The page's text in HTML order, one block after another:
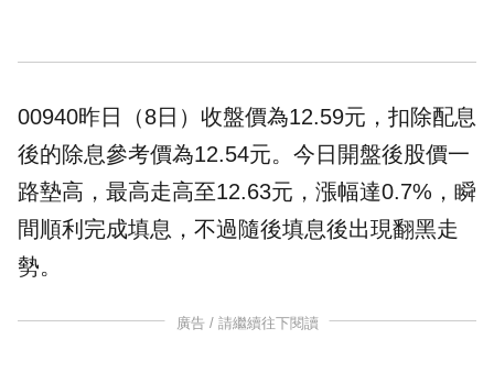
00940昨日（8日）收盤價為12.59元，扣除配息
後的除息參考價為12.54元。今日開盤後股價一
路墊高，最高走高至12.63元，漲幅達0.7%，瞬
間順利完成填息，不過隨後填息後出現翻黑走
勢。
廣告 / 請繼續往下閱讀